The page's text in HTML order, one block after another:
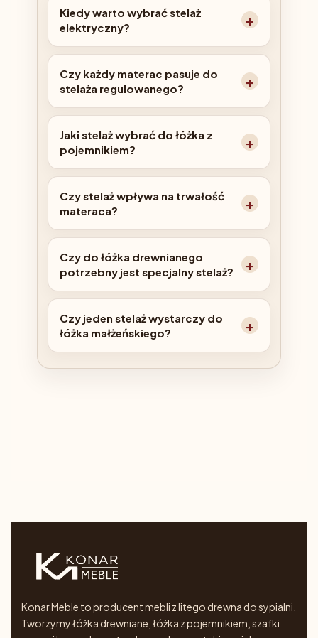
Kiedy warto wybrać stelaż
elektryczny?
Czy każdy materac pasuje do
stelaża regulowanego?
Jaki stelaż wybrać do łóżka z
pojemnikiem?
Czy stelaż wpływa na trwałość
materaca?
Czy do łóżka drewnianego
potrzebny jest specjalny stelaż?
Czy jeden stelaż wystarczy do
łóżka małżeńskiego?
Konar Meble to producent mebli z litego drewna do sypialni.
Tworzymy łóżka drewniane, łóżka z pojemnikiem, szafki